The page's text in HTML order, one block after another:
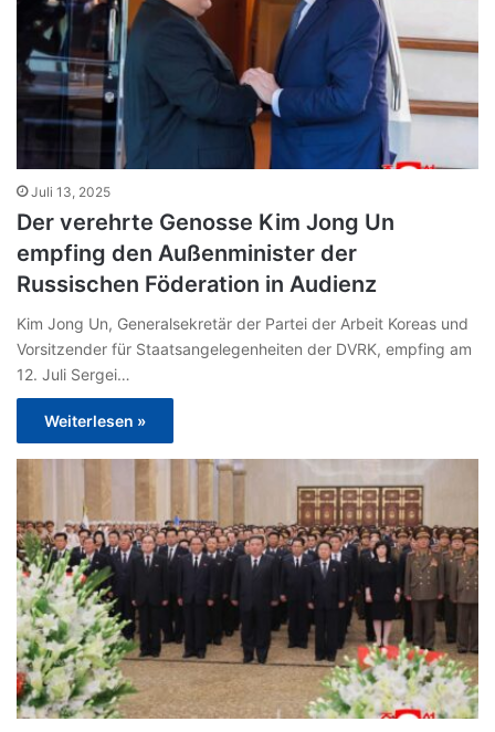
Juli 13, 2025
Der verehrte Genosse Kim Jong Un
empfing den Außenminister der
Russischen Föderation in Audienz
Kim Jong Un, Generalsekretär der Partei der Arbeit Koreas und
Vorsitzender für Staatsangelegenheiten der DVRK, empfing am
12. Juli Sergei…
Weiterlesen »